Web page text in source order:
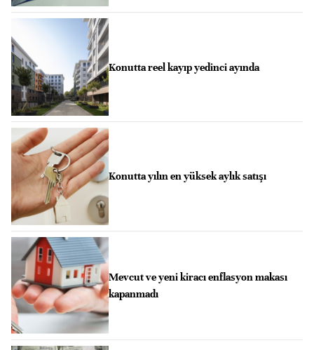
Konutta reel kayıp yedinci ayında
Konutta yılın en yüksek aylık satışı
Mevcut ve yeni kiracı enflasyon makası
kapanmadı